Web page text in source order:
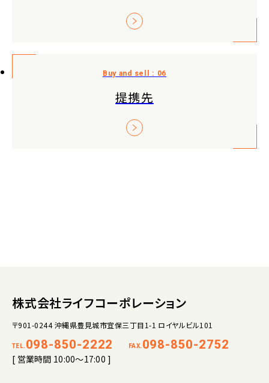
提携先
株式会社ライフコーポレーション
〒901-0244 沖縄県豊見城市宜保三丁目1-1 ロイヤルビル101
TEL. 098-850-2222 FAX. 098-850-2752
[ 営業時間 10:00～17:00 ]